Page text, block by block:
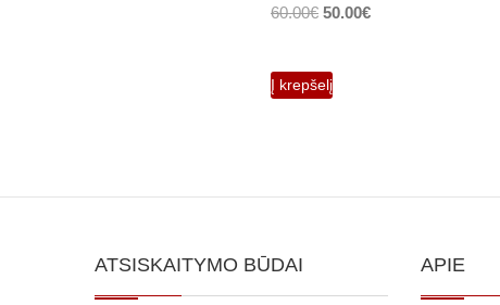
60.00€ Original
was:
60.00€.
50.00€Current
Į krepšelį
ATSISKAITYMO BŪDAI APIE